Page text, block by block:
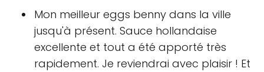
Mon meilleur eggs benny dans la ville
jusqu'à présent. Sauce hollandaise
excellente et tout a été apporté très
rapidement. Je reviendrai avec plaisir ! Et